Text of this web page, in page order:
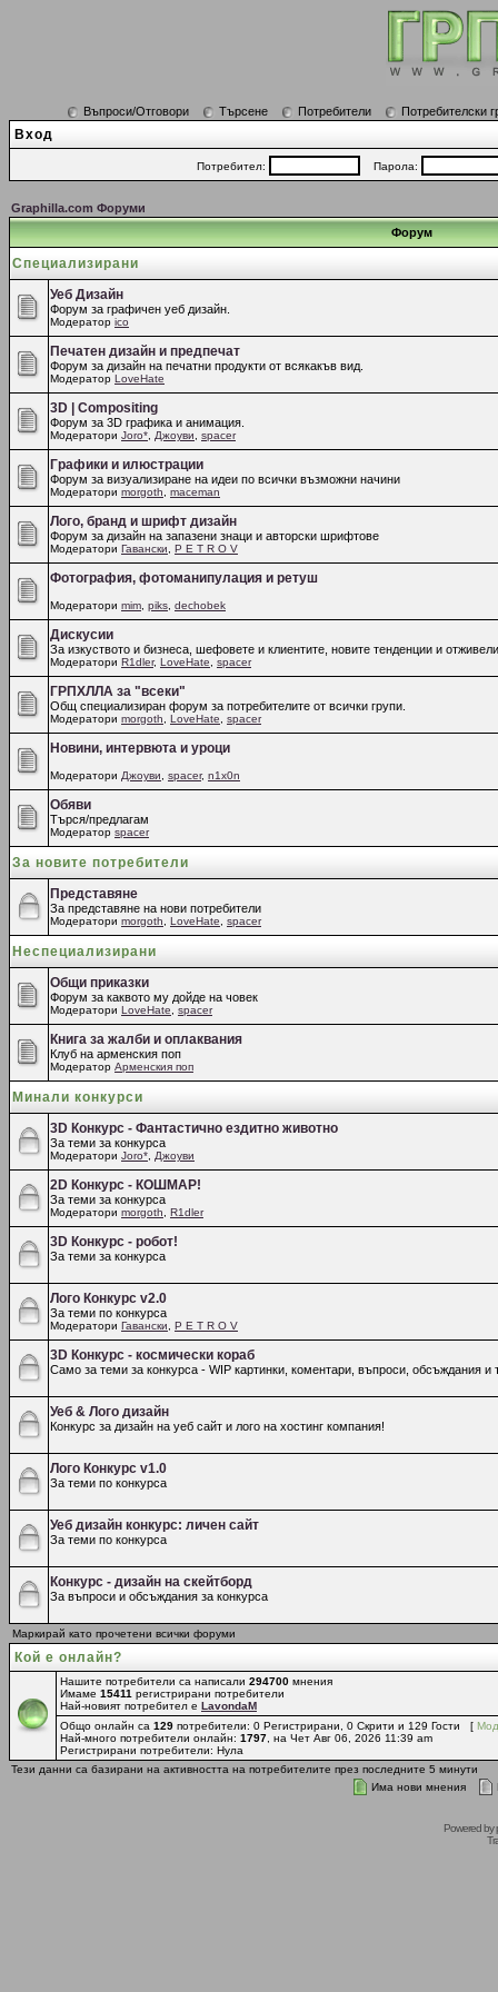
Въпроси/Отговори Търсене Потребители Потребителски
Вход
Потребител: Парола:
Graphilla.com Форуми
Форум
Специализирани
Уеб Дизайн
Форум за графичен уеб дизайн.
Модератор ico
Печатен дизайн и предпечат
Форум за дизайн на печатни продукти от всякакъв вид.
Модератор LoveHate
3D | Compositing
Форум за 3D графика и анимация.
Модератори Joro* Джоуви spacer
Графики и илюстрации
Форум за визуализиране на идеи по всички възможни начини
Модератори morgoth maceman
Лого, бранд и шрифт дизайн
Форум за дизайн на запазени знаци и авторски шрифтове
Модератори Гавански P E T R O V
Фотография, фотоманипулация и ретуш
Модератори mim piks dechobek
Дискусии
За изкуството и бизнеса, шефовете и клиентите, новите тенденции и
Модератори R1dler, LoveHate spacer
ГРПХЛЛА за "всеки"
Общ специализиран форум за потребителите от всички групи.
Модератори morgoth LoveHate spacer
Новини, интервюта и уроци
Модератори Джоуви spacer, n1x0n
Обяви
Търся/предлагам
Модератор spacer
За новите потребители
Представяне
За представяне на нови потребители
Модератори morgoth LoveHate spacer
Неспециализирани
Общи приказки
Форум за каквото му дойде на човек
Модератори LoveHate spacer
Книга за жалби и оплаквания
Клуб на арменския поп
Модератор Арменския поп
Минали конкурси
3D Конкурс - Фантастично ездитно животно
За теми за конкурса
Модератори Joro* Джоуви
2D Конкурс - КОШМАР!
За теми за конкурса
Модератори morgoth R1dler
3D Конкурс - робот!
За теми за конкурса
Лого Конкурс v2.0
За теми по конкурса
Модератори Гавански P E T R O V
3D Конкурс - космически кораб
Само за теми за конкурса - WIP картинки, коментари, въпроси, обсъждания и
Уеб & Лого дизайн
Конкурс за дизайн на уеб сайт и лого на хостинг компания!
Лого Конкурс v1.0
За теми по конкурса
Уеб дизайн конкурс: личен сайт
За теми по конкурса
Конкурс - дизайн на скейтборд
За въпроси и обсъждания за конкурса
Маркирай като прочетени всички форуми
Кой е онлайн?
Нашите потребители са написали 294700 мнения
Имаме 15411 регистрирани потребители
Най-новият потребител е LavondaM
Общо онлайн са 129 потребители: 0 Регистрирани, 0 Скрити и 129 Гости [
Най-много потребители онлайн: 1797 , на Чет Авг 06, 2026 11:39 am
Регистрирани потребители: Нула
Тези данни са базирани на активността на потребителите през последните 5 минути
Има нови мнения
Powered by